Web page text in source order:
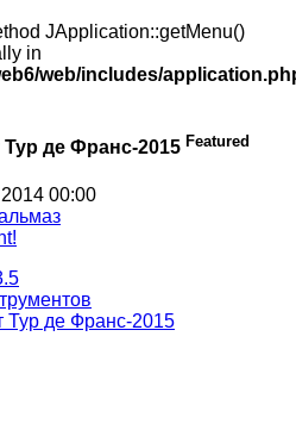
JApplication::getMenu()
in
web/includes/
де Франс-2015 Featured
00:00